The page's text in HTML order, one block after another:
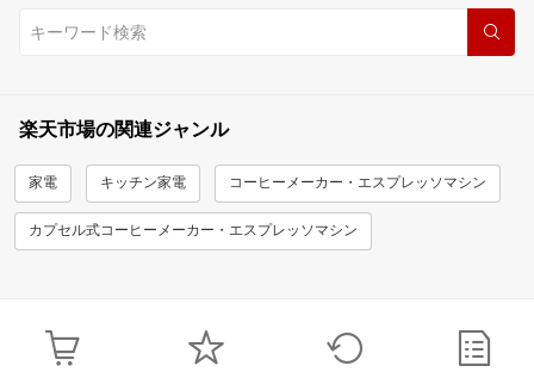
楽天市場の関連ジャンル
家電 キッチン家電 コーヒーメーカー・エスプレッソマシン
カプセル式コーヒーメーカー・エスプレッソマシン